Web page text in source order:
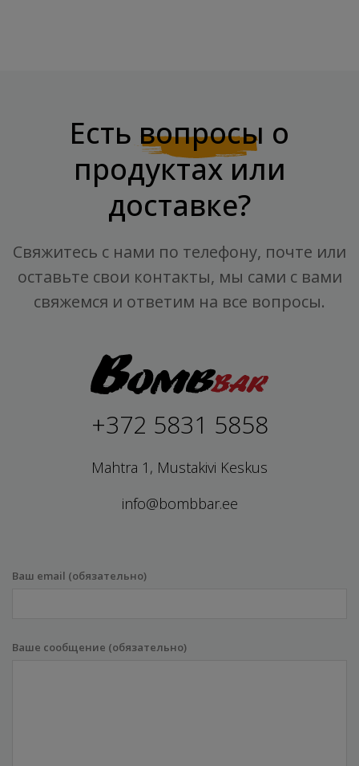
Есть вопросы о
продуктах или
доставке?
Свяжитесь с нами по телефону, почте или
оставьте свои контакты, мы сами с вами
свяжемся и ответим на все вопросы.
+372 5831 5858
Mahtra 1, Mustakivi Keskus
info@bombbar.ee
Ваш email (обязательно)
Ваше сообщение (обязательно)